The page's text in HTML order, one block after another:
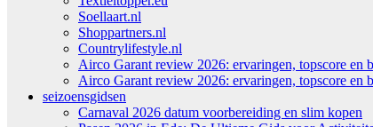
Soellaart.nl
Shoppartners.nl
Countrylifestyle.nl
Airco Garant review 2026: ervaringen, topscore en
Airco Garant review 2026: ervaringen, topscore en
seizoensgidsen
Carnaval 2026 datum voorbereiding en slim kopen